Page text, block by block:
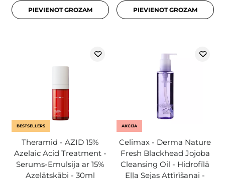
PIEVIENOT GROZAM PIEVIENOT GROZAM
BESTSELLERS
Theramid - AZID 15%
Azelaic Acid Treatment -
Serums-Emulsija ar 15%
Azelātskābi - 30ml
AKCIJA
Celimax - Derma Nature
Fresh Blackhead Jojoba
Cleansing Oil - Hidrofīlā
Eļļa Sejas Attīrīšanai -